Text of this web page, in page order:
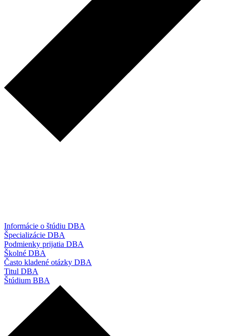
Informácie o štúdiu DBA
Špecializácie DBA
Podmienky prijatia DBA
Školné DBA
Často kladené otázky DBA
Titul DBA
Štúdium BBA